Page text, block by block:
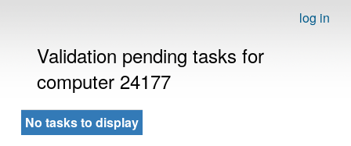
log in
Validation pending tasks for
computer 24177
No tasks to display